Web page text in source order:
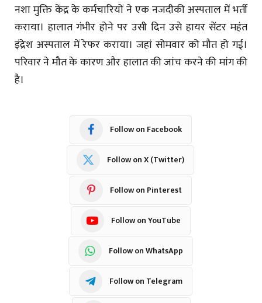
नशा मुक्ति केंद्र के कर्मचारियों ने एक नजदीकी अस्पताल में भर्ती
कराया। हालात गंभीर होने पर उसी दिन उसे हायर सेंटर महंत
इंद्रेश अस्पताल में रेफर कराया। जहां सोमवार को मौत हो गई।
परिवार ने मौत के कारण और हालात की जांच करने की मांग की
है।
Follow on Facebook
Follow on X (Twitter)
Follow on Pinterest
Follow on YouTube
Follow on WhatsApp
Follow on Telegram